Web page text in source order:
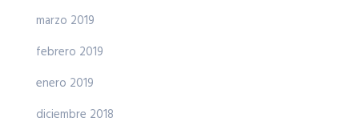
marzo 2019
febrero 2019
enero 2019
diciembre 2018